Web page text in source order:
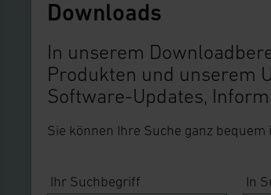
Downloads
In unserem
Produkten und unserem
Software-Updates,
Sie können Ihre Suche ganz
Ihr Suchbegriff In